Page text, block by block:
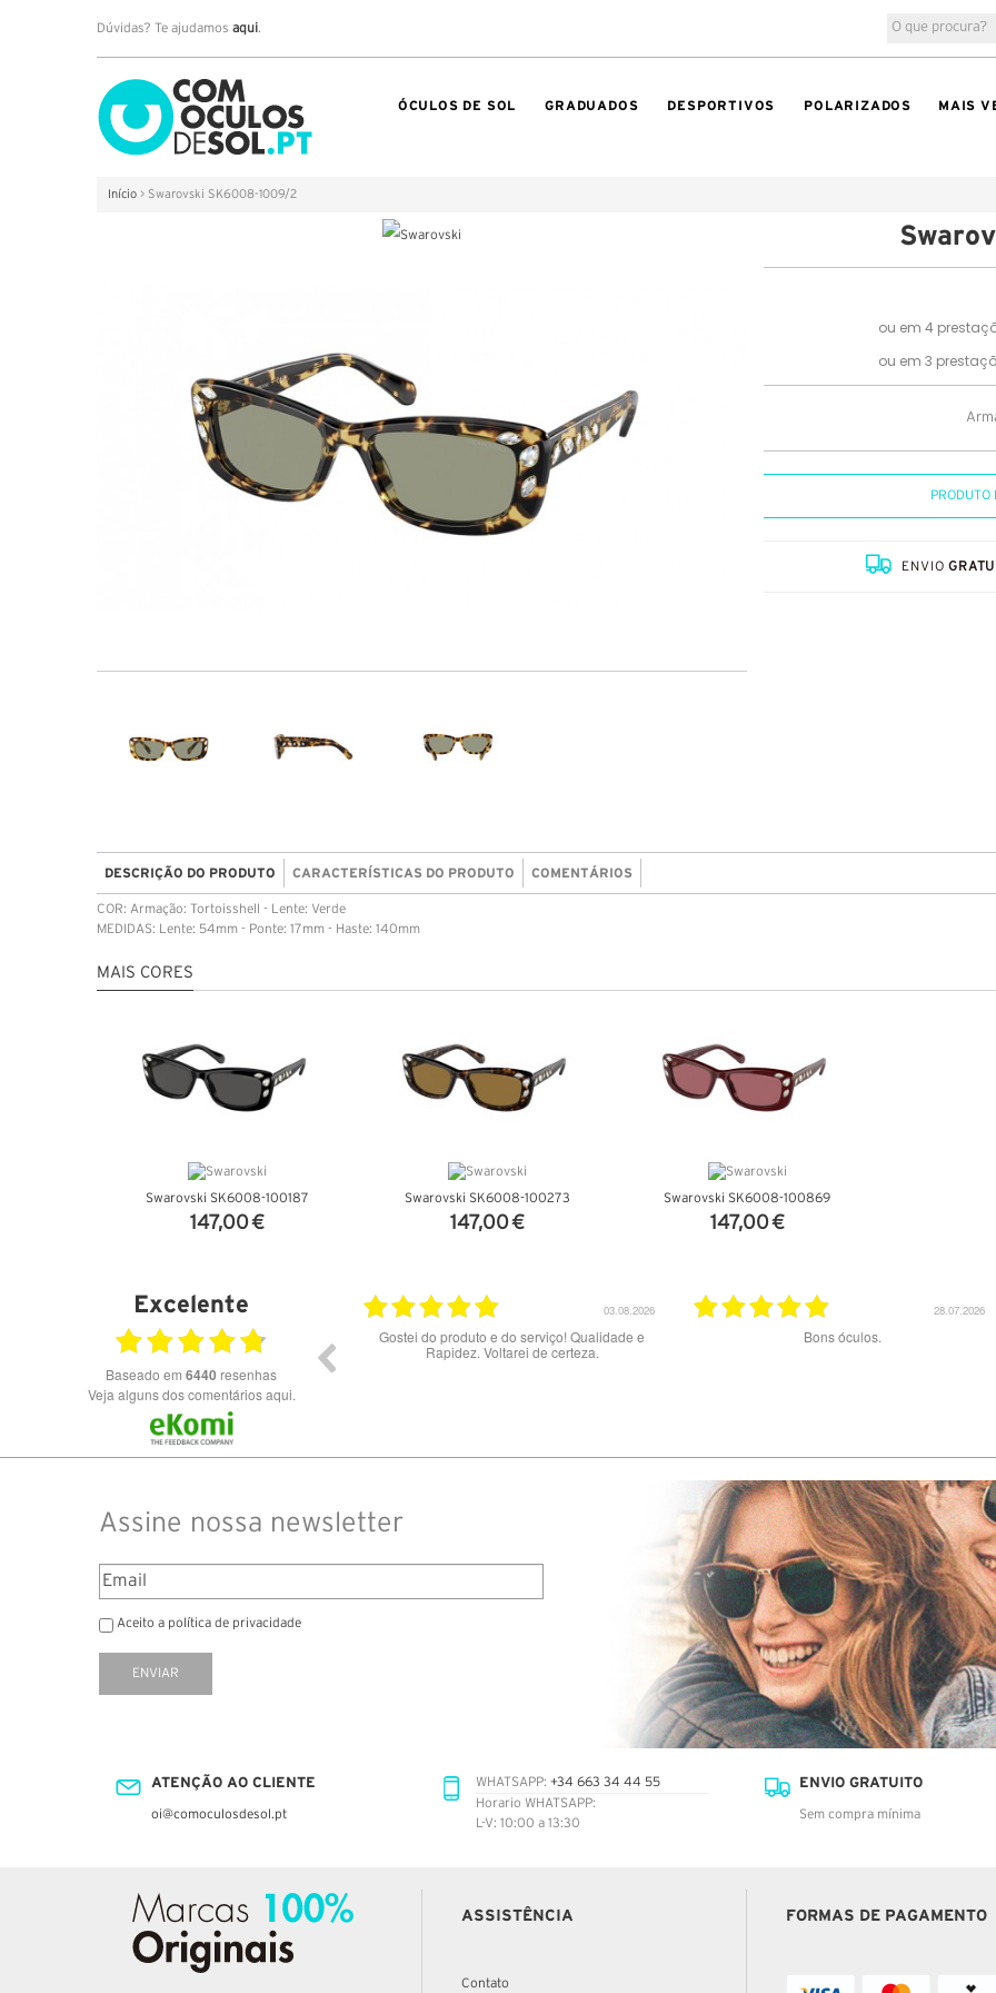
Dúvidas? Te ajudamos aqui.
ÓCULOS DE SOL GRADUADOS DESPORTIVOS POLARIZADOS MAIS
Início > Swarovski SK6008-1009/2
PRODUTO
ENVIO
DESCRIÇÃO DO PRODUTO CARACTERÍSTICAS DO PRODUTO COMENTÁRIOS
COR: Armação: Tortoisshell - Lente: Verde
MEDIDAS: Lente: 54mm - Ponte: 17mm - Haste: 140mm
MAIS CORES
Swarovski SK6008-100187
147,00 €
Swarovski SK6008-100273
147,00 €
Swarovski SK6008-100869
147,00 €
Excelente
Baseado em 6440 resenhas
Veja alguns dos comentários aqui.
Óculos de excelente qualidade aos melhores
preços
20.07.2026
Excelente serviço.
02.07.2026
Muito bom serviço e produtos. Site claro e ótimos
Assine nossa newsletter
Aceito a política de privacidade
ENVIAR
ATENÇÃO AO CLIENTE
oi@comoculosdesol.pt
WHATSAPP: +34 663 34 44 55
Horario WHATSAPP:
L-V: 10:00 a 13:30
ENVIO GRATUITO
Sem compra mínima
ASSISTÊNCIA
Contato
FORMAS DE PAGAMENTO